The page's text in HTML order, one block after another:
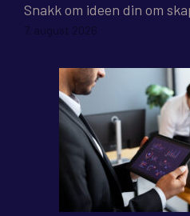
Snakk om ideen din om
7. august 2026